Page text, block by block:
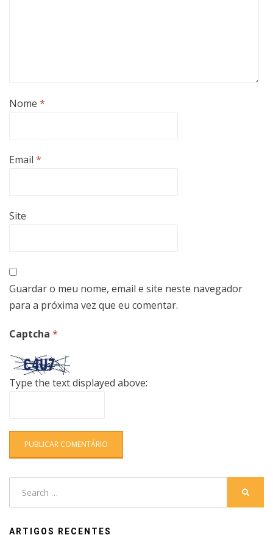
Nome *
Email *
Site
Guardar o meu nome, email e site neste navegador
para a próxima vez que eu comentar.
Captcha *
Type the text displayed above:
ARTIGOS RECENTES